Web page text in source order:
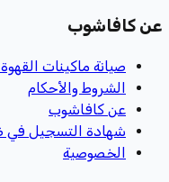
عن كافاشوب
صيانة ماكينات
الشروط والأحكام
عن كافاشوب
شهادة التسجيل في
الخصوصية